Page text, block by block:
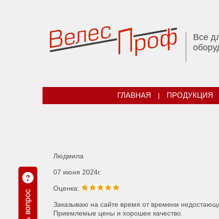
Все
ГЛАВНАЯ | ПРОДУКЦИЯ
Людмила
07 июня 2024г.
Оценка:
Заказываю на сайте время от времени
Приемлемые цены и хорошее качество.